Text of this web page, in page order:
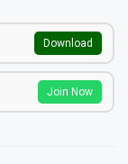
Download
Join Now